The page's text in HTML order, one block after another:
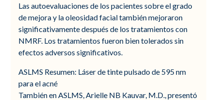
Las autoevaluaciones de los pacientes sobre el grado
de mejora y la oleosidad facial también mejoraron
significativamente después de los tratamientos con
NMRF. Los tratamientos fueron bien tolerados sin
efectos adversos significativos.
ASLMS Resumen: Láser de tinte pulsado de 595 nm
para el acné
También en ASLMS, Arielle NB Kauvar, M.D., presentó